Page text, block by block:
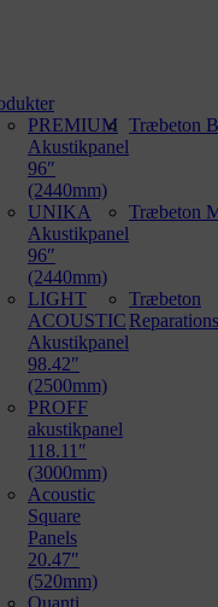
PREMIUM
Akustikpanel
96″
(2440mm)
UNIKA
Akustikpanel
96″
(2440mm)
LIGHT
ACOUSTIC
Akustikpanel
98.42″
(2500mm)
PROFF
akustikpanel
118.11″
(3000mm)
Acoustic
Square
Panels
20.47″
(520mm)
Træbeton
Træbeton
Træbeton